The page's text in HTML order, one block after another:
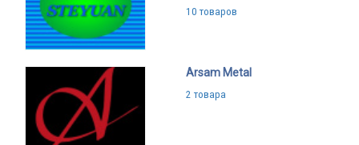
10 товаров
Arsam Metal
2 товара